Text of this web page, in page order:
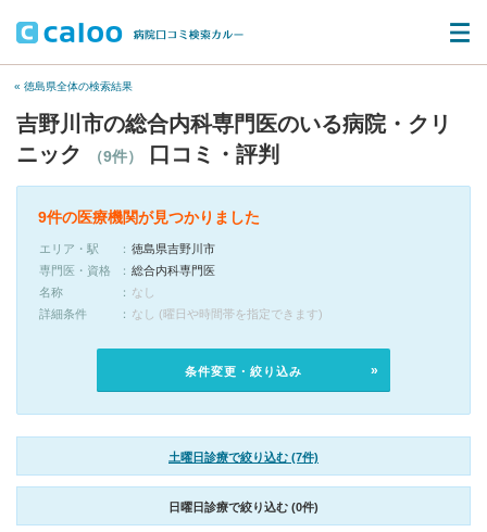
« 徳島県全体の検索結果
吉野川市の総合内科専門医のいる病院・クリ
ニック
（9件） 口コミ・評判
9件の医療機関が見つかりました
エリア・駅
徳島県吉野川市
専門医・資格
総合内科専門医
名称
なし
詳細条件
なし (曜日や時間帯を指定できます)
条件変更・絞り込み
土曜日診療で絞り込む (7件)
日曜日診療で絞り込む (0件)